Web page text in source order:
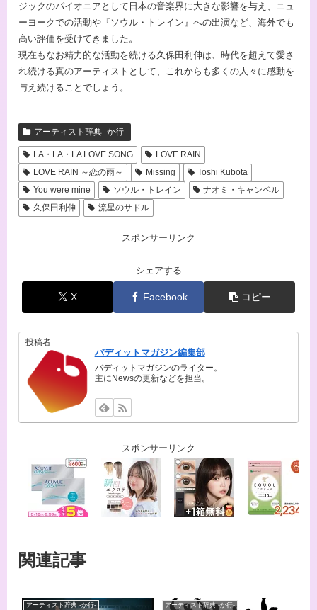
ジックのパイオニアとして日本の音楽界に大きな影響を与え、ニュ
ーヨークでの活動や『ソウル・トレイン』への出演など、海外でも
高い評価を受けてきました。
現在もなお精力的な活動を続ける久保田利伸は、時代を超えて愛さ
れ続ける真のアーティストとして、これからも多くの人々に感動を
与え続けることでしょう。
アーティスト辞典 -か行-
LA・LA・LA LOVE SONG
LOVE RAIN
LOVE RAIN ～恋の雨～
Missing
Toshi Kubota
You were mine
ソウル・トレイン
ナオミ・キャンベル
久保田利伸
流星のサドル
スポンサーリンク
シェアする
X Facebook コピー
投稿者
バディットマガジン編集部
バディットマガジンのライター。
主にNewsの更新などを担当。
スポンサーリンク
関連記事
アーティスト辞典 -か行- アーティスト辞典 -か行-